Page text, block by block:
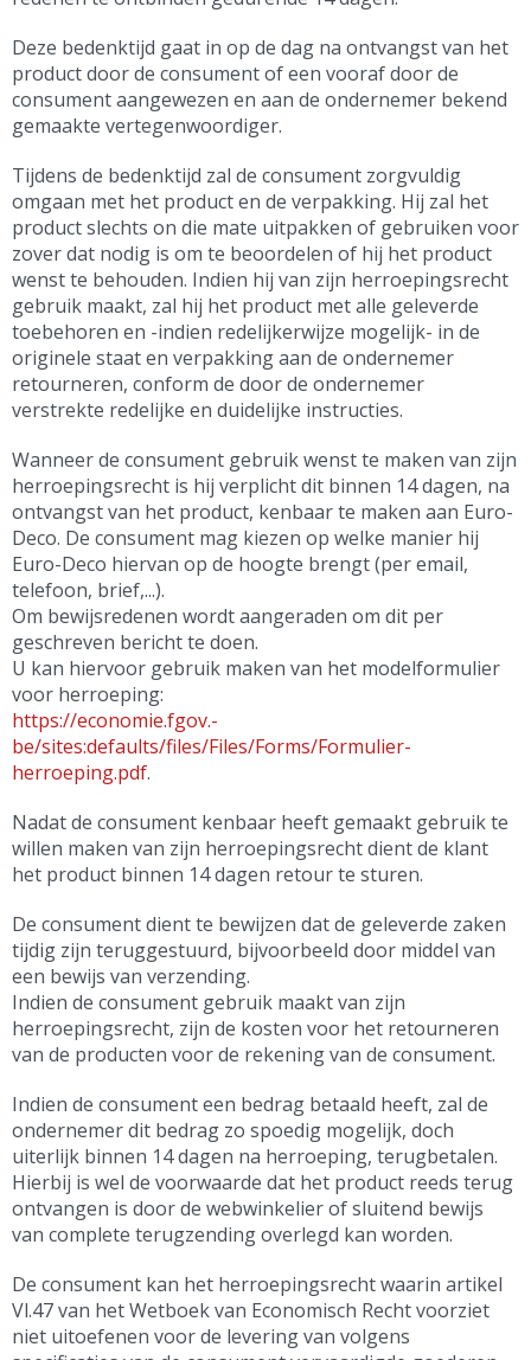
Deze bedenktijd gaat in op de dag na ontvangst van het
product door de consument of een vooraf door de
consument aangewezen en aan de ondernemer bekend
gemaakte vertegenwoordiger.
Tijdens de bedenktijd zal de consument zorgvuldig
omgaan met het product en de verpakking. Hij zal het
product slechts on die mate uitpakken of gebruiken voor
zover dat nodig is om te beoordelen of hij het product
wenst te behouden. Indien hij van zijn herroepingsrecht
gebruik maakt, zal hij het product met alle geleverde
toebehoren en -indien redelijkerwijze mogelijk- in de
originele staat en verpakking aan de ondernemer
retourneren, conform de door de ondernemer
verstrekte redelijke en duidelijke instructies.
Wanneer de consument gebruik wenst te maken van zijn
herroepingsrecht is hij verplicht dit binnen 14 dagen, na
ontvangst van het product, kenbaar te maken aan Euro-
Deco. De consument mag kiezen op welke manier hij
Euro-Deco hiervan op de hoogte brengt (per email,
telefoon, brief,...).
Om bewijsredenen wordt aangeraden om dit per
geschreven bericht te doen.
U kan hiervoor gebruik maken van het modelformulier
voor herroeping:
https://economie.fgov.-
be/sites:defaults/files/Files/Forms/Formulier-
herroeping.pdf.
Nadat de consument kenbaar heeft gemaakt gebruik te
willen maken van zijn herroepingsrecht dient de klant
het product binnen 14 dagen retour te sturen.
De consument dient te bewijzen dat de geleverde zaken
tijdig zijn teruggestuurd, bijvoorbeeld door middel van
een bewijs van verzending.
Indien de consument gebruik maakt van zijn
herroepingsrecht, zijn de kosten voor het retourneren
van de producten voor de rekening van de consument.
Indien de consument een bedrag betaald heeft, zal de
ondernemer dit bedrag zo spoedig mogelijk, doch
uiterlijk binnen 14 dagen na herroeping, terugbetalen.
Hierbij is wel de voorwaarde dat het product reeds terug
ontvangen is door de webwinkelier of sluitend bewijs
van complete terugzending overlegd kan worden.
De consument kan het herroepingsrecht waarin artikel
Vl.47 van het Wetboek van Economisch Recht voorziet
niet uitoefenen voor de levering van volgens